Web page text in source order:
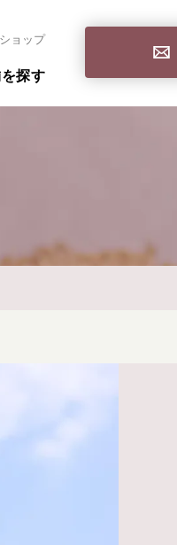
探す
ョップ